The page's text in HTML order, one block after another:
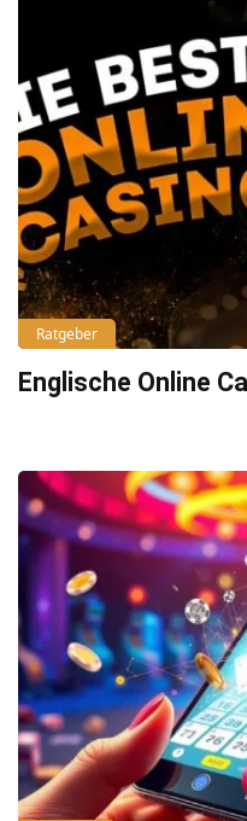
Ratgeber
Englische Online